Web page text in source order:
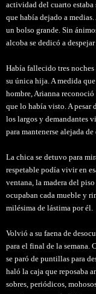
actividad del cuarto estaba
que había dejado a
un bolso grande. Sin
alcoba se dedicó a
Había fallecido tres noches
su única hija. A medida
hombre, Arianna
que lo había visto. A pesar
los largos y demandantes
para mantenerse alejada
La chica se detuvo para
respetable podía vivir en
ventana, la madera del
ocupaban cada mueble y
milésima de lástima por él.
Volvió a su faena de
para el final de la semana.
se paró de puntillas para
haló la caja que reposaba
sobres, periódicos,